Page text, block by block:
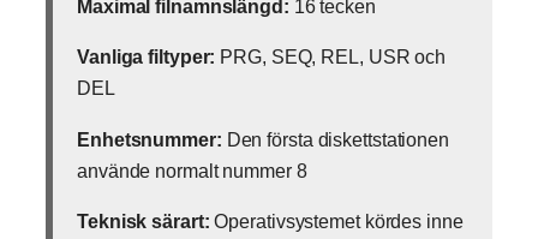
Maximal filnamnslängd: 16 tecken
Vanliga filtyper: PRG, SEQ, REL, USR och
DEL
Enhetsnummer: Den första diskettstationen
använde normalt nummer 8
Teknisk särart: Operativsystemet kördes inne